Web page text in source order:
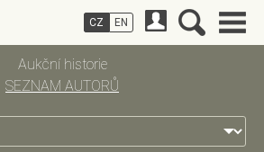
Aukční historie
SEZNAM AUTORŮ
CZ EN